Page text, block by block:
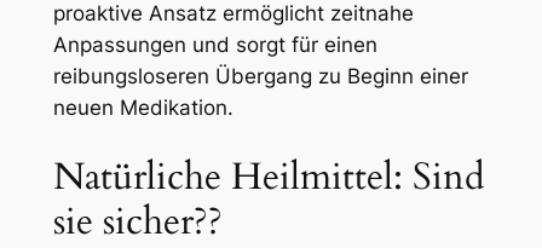
proaktive Ansatz ermöglicht zeitnahe
Anpassungen und sorgt für einen
reibungsloseren Übergang zu Beginn einer
neuen Medikation.
Natürliche Heilmittel: Sind
sie sicher??